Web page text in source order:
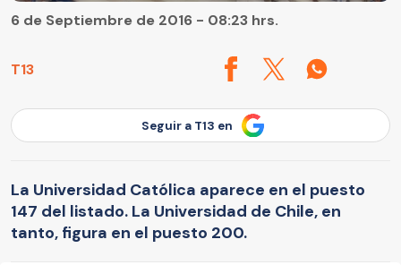
T13
6 de Septiembre de 2016 - 08:23 hrs.
Seguir a T13 en
La Universidad Católica aparece en el puesto
147 del listado. La Universidad de Chile, en
tanto, figura en el puesto 200.